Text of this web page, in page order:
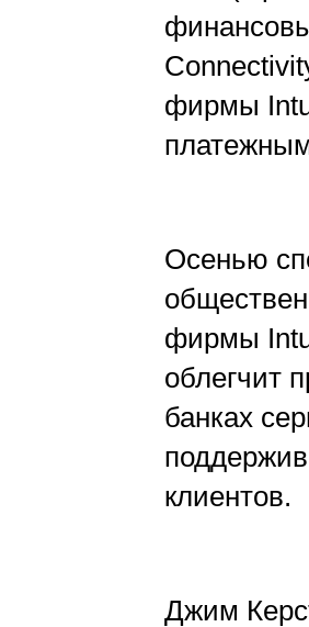
фирмы
Осенью
фирмы
облегчит
банках
клиентов.
Джим